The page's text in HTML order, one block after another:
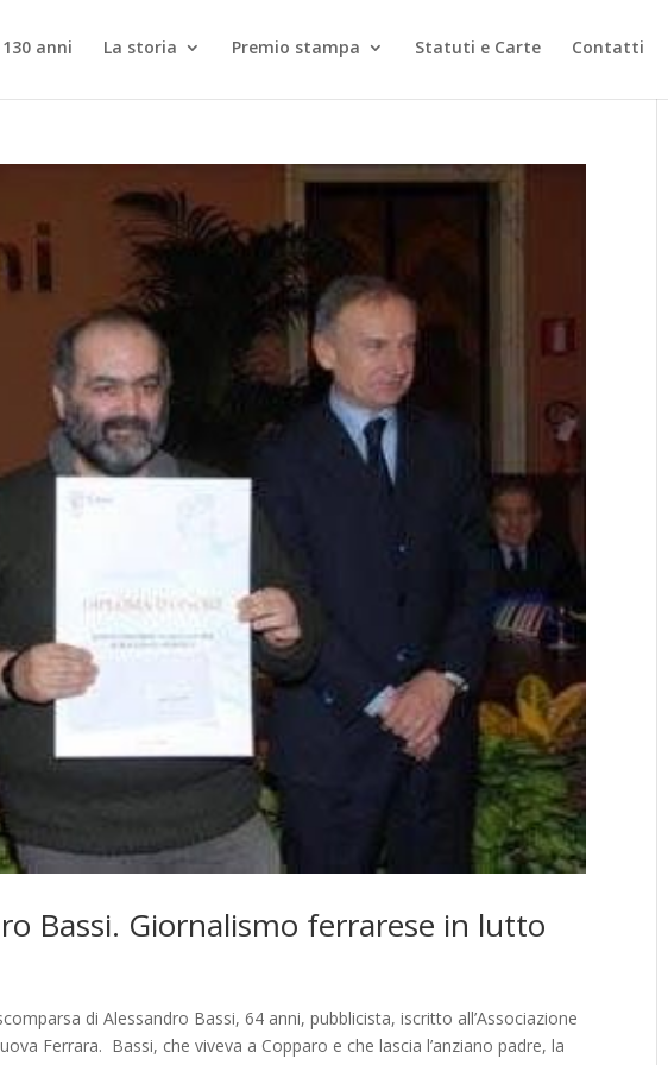
130 anni La storia Premio stampa Statuti e Carte Contatti
Bassi. Giornalismo ferrarese in lutto
di Alessandro Bassi, 64 anni, pubblicista, iscritto all’Associazione
Ferrara. Bassi, che viveva a Copparo e che lascia l’anziano padre, la